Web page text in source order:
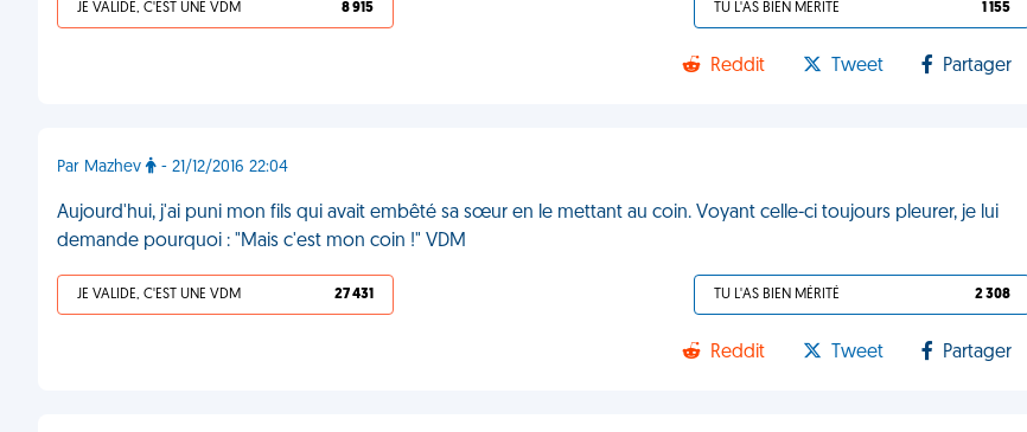
JE VALIDE, C'EST UNE VDM 8 915 TU L'AS BIEN MÉRITÉ 1 155
Reddit Tweet Partager
Par Mazhev - 21/12/2016 22:04
Aujourd'hui, j'ai puni mon fils qui avait embêté sa sœur en le mettant au coin. Voyant celle-ci toujours pleurer, je lui
demande pourquoi : "Mais c'est mon coin !" VDM
JE VALIDE, C'EST UNE VDM 27 431 TU L'AS BIEN MÉRITÉ 2 308
Reddit Tweet Partager